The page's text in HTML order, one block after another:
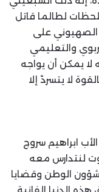
لطالما قاتل
الصهيوني على
والتعليمي
يمكن أن يواجه
لا يتسردّ إلا
ابراهيم سروج
لنتدارس معه
الوطن وقضايا